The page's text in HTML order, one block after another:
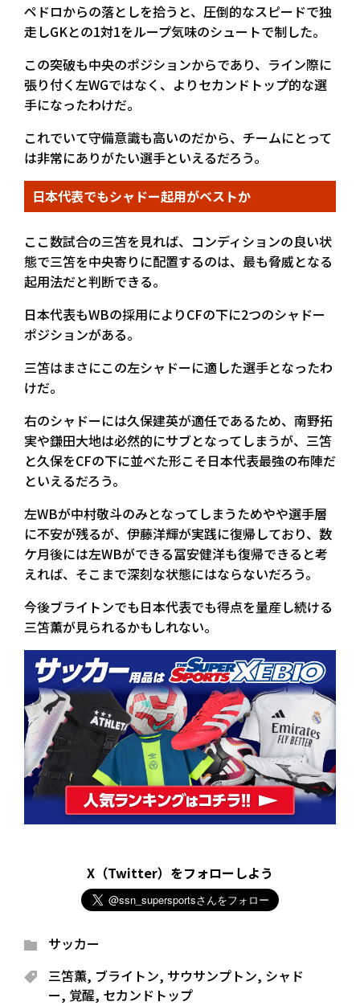
ペドロからの落としを拾うと、圧倒的なスピードで独
走しGKとの1対1をループ気味のシュートで制した。
この突破も中央のポジションからであり、ライン際に
張り付く左WGではなく、よりセカンドトップ的な選
手になったわけだ。
これでいて守備意識も高いのだから、チームにとって
は非常にありがたい選手といえるだろう。
日本代表でもシャドー起用がベストか
ここ数試合の三笘を見れば、コンディションの良い状
態で三笘を中央寄りに配置するのは、最も脅威となる
起用法だと判断できる。
日本代表もWBの採用によりCFの下に2つのシャドー
ポジションがある。
三笘はまさにこの左シャドーに適した選手となったわ
けだ。
右のシャドーには久保建英が適任であるため、南野拓
実や鎌田大地は必然的にサブとなってしまうが、三笘
と久保をCFの下に並べた形こそ日本代表最強の布陣だ
といえるだろう。
左WBが中村敬斗のみとなってしまうためやや選手層
に不安が残るが、伊藤洋輝が実践に復帰しており、数
ケ月後には左WBができる冨安健洋も復帰できると考
えれば、そこまで深刻な状態にはならないだろう。
今後ブライトンでも日本代表でも得点を量産し続ける
三笘薫が見られるかもしれない。
X（Twitter）をフォローしよう
サッカー
三笘薫, ブライトン, サウサンプトン, シャド
ー, 覚醒, セカンドトップ